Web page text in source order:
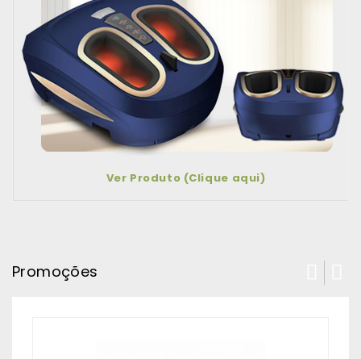
Ver Produto (Clique aqui)
Promoções